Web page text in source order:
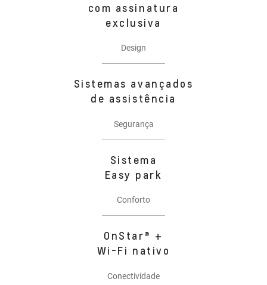
com assinatura
exclusiva
Design
Sistemas avançados
de assistência
Segurança
Sistema
Easy park
Conforto
OnStar® +
Wi-Fi nativo
Conectividade